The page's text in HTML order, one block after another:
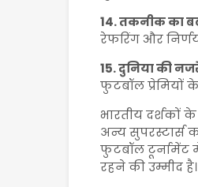
14. तकनीक का
रेफरिंग और
15. दुनिया की
फुटबॉल प्रेमियों
भारतीय दर्शकों
अन्य सुपरस्टार्स
फुटबॉल टूर्नामेंट
रहने की उम्मीद है।